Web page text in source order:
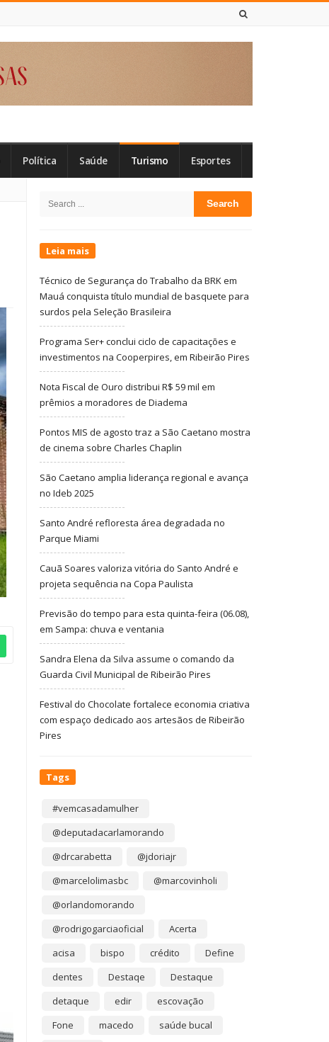
Política Saúde Turismo Esportes
Sidebar
Search
Leia mais
Técnico de Segurança do Trabalho da BRK em
Mauá conquista título mundial de basquete para
surdos pela Seleção Brasileira
Programa Ser+ conclui ciclo de capacitações e
investimentos na Cooperpires, em Ribeirão Pires
Nota Fiscal de Ouro distribui R$ 59 mil em
prêmios a moradores de Diadema
Pontos MIS de agosto traz a São Caetano mostra
de cinema sobre Charles Chaplin
São Caetano amplia liderança regional e avança
no Ideb 2025
Santo André refloresta área degradada no
Parque Miami
Cauã Soares valoriza vitória do Santo André e
projeta sequência na Copa Paulista
Previsão do tempo para esta quinta-feira (06.08),
em Sampa: chuva e ventania
Sandra Elena da Silva assume o comando da
Guarda Civil Municipal de Ribeirão Pires
Festival do Chocolate fortalece economia criativa
com espaço dedicado aos artesãos de Ribeirão
Pires
Tags
#vemcasadamulher
@deputadacarlamorando
@drcarabetta
@jdoriajr
@marcelolimasbc
@marcovinholi
@orlandomorando
@rodrigogarciaoficial
Acerta
acisa
bispo crédito
Define
dentes
Destaqe
Destaque
detaque
edir
escovação
Fone
macedo
saúde bucal